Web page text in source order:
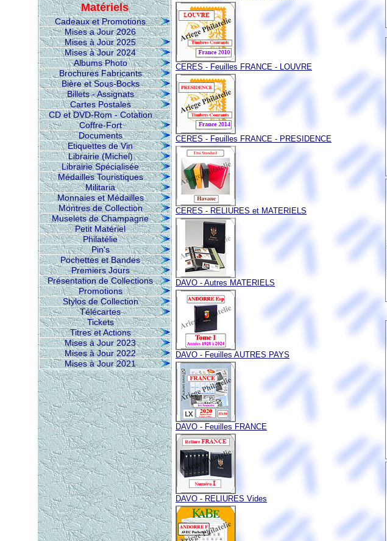
Matériels
Cadeaux et Promotions
Mises a Jour 2026
Mises à Jour 2025
Mises à Jour 2024
Albums Photo
Brochures Fabricants
Bière et Sous-Bocks
Billets - Assignats
Cartes Postales
CD et DVD-Rom - Cotation
Coffre-Fort
Documents
Etiquettes de Vin
Librairie (Michel)
Librairie Spécialisée
Médailles Touristiques
Militaria
Monnaies et Médailles
Montres de Collection
Muselets de Champagne
Petit Matériel
Philatélie
Pin's
Pochettes et Bandes
Premiers Jours
Présentation de Collections
Promotions
Stylos de Collection
Télécartes
Tickets
Titres et Actions
Mises à Jour 2023
Mises à Jour 2022
Mises à Jour 2021
CERES - Feuilles FRANCE - LOUVRE
CERES - Feuilles FRANCE - PRESIDENCE
CERES - RELIURES et MATERIELS
DAVO - Autres MATERIELS
DAVO - Feuilles AUTRES PAYS
DAVO - Feuilles FRANCE
DAVO - RELIURES Vides